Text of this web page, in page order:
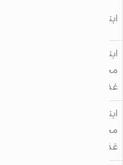
جاده اهواز
جاده اهواز –
صنایع
مجید
جاده اهواز
صنایع
مجید